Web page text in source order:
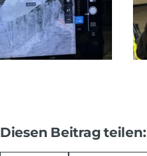
Diesen Beitrag teilen: